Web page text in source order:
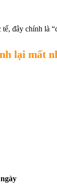
đây chính là
lại mất